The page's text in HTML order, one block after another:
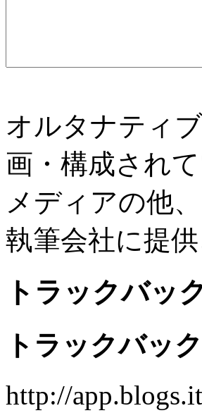
オルタナティ
画・構成され
メディアの他
執筆会社に提
トラックバッ
トラックバッ
http://